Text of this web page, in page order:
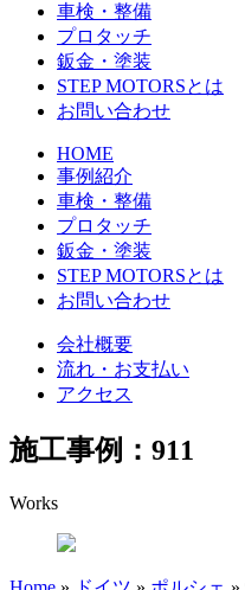
車検・整備
プロタッチ
鈑金・塗装
STEP MOTORSとは
お問い合わせ
HOME
事例紹介
車検・整備
プロタッチ
鈑金・塗装
STEP MOTORSとは
お問い合わせ
会社概要
流れ・お支払い
アクセス
施工事例：911
Works